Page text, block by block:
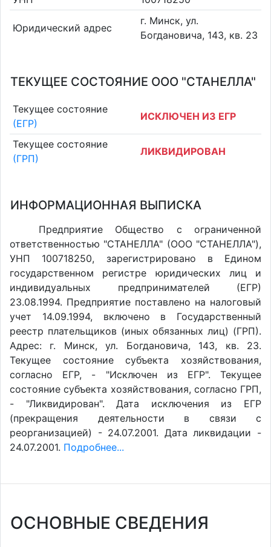
Юридический адрес
г. Минск, ул.
Богдановича, 143, кв. 23
ТЕКУЩЕЕ СОСТОЯНИЕ ООО "СТАНЕЛЛА"
Текущее состояние
(ЕГР)
ИСКЛЮЧЕН ИЗ ЕГР
Текущее состояние
(ГРП)
ЛИКВИДИРОВАН
ИНФОРМАЦИОННАЯ ВЫПИСКА
Предприятие Общество с ограниченной
ответственностью "СТАНЕЛЛА" (ООО "СТАНЕЛЛА"),
УНП 100718250, зарегистрировано в Едином
государственном регистре юридических лиц и
индивидуальных предпринимателей (ЕГР)
23.08.1994. Предприятие поставлено на налоговый
учет 14.09.1994, включено в Государственный
реестр плательщиков (иных обязанных лиц) (ГРП).
Адрес: г. Минск, ул. Богдановича, 143, кв. 23.
Текущее состояние субъекта хозяйствования,
согласно ЕГР, - "Исключен из ЕГР". Текущее
состояние субъекта хозяйствования, согласно ГРП,
- "Ликвидирован". Дата исключения из ЕГР
(прекращения деятельности в связи с
реорганизацией) - 24.07.2001. Дата ликвидации -
24.07.2001. Подробнее...
ОСНОВНЫЕ СВЕДЕНИЯ